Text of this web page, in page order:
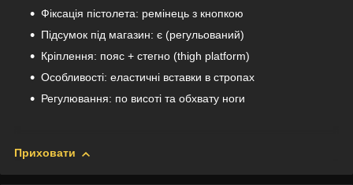
Фіксація пістолета: ремінець з кнопкою
Підсумок під магазин: є (регульований)
Кріплення: пояс + стегно (thigh platform)
Особливості: еластичні вставки в стропах
Регулювання: по висоті та обхвату ноги
Приховати